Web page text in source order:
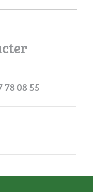
08 55